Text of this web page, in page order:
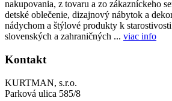
nakupovania, z tovaru a zo zákazníckeho
detské oblečenie, dizajnový nábytok a
nádychom a štýlové produkty k
slovenských a zahraničných ... viac info
Kontakt
KURTMAN, s.r.o.
Parková ulica 585/8